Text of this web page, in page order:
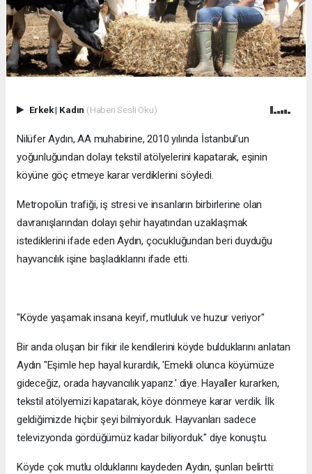
Erkek| Kadın (Haberi Sesli Oku)
Nilüfer Aydın, AA muhabirine, 2010 yılında İstanbul’un
yoğunluğundan dolayı tekstil atölyelerini kapatarak, eşinin
köyüne göç etmeye karar verdiklerini söyledi.
Metropolün trafiği, iş stresi ve insanların birbirlerine olan
davranışlarından dolayı şehir hayatından uzaklaşmak
istediklerini ifade eden Aydın, çocukluğundan beri duyduğu
hayvancılık işine başladıklarını ifade etti.
"Köyde yaşamak insana keyif, mutluluk ve huzur veriyor"
Bir anda oluşan bir fikir ile kendilerini köyde bulduklarını anlatan
Aydın "Eşimle hep hayal kurardık, 'Emekli olunca köyümüze
gideceğiz, orada hayvancılık yaparız.' diye. Hayaller kurarken,
tekstil atölyemizi kapatarak, köye dönmeye karar verdik. İlk
geldiğimizde hiçbir şeyi bilmiyorduk. Hayvanları sadece
televizyonda gördüğümüz kadar biliyorduk." diye konuştu.
Köyde çok mutlu olduklarını kaydeden Aydın, şunları belirtti: